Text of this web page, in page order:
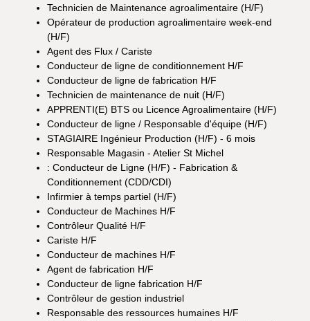
Technicien de Maintenance agroalimentaire (H/F)
Opérateur de production agroalimentaire week-end
(H/F)
Agent des Flux / Cariste
Conducteur de ligne de conditionnement H/F
Conducteur de ligne de fabrication H/F
Technicien de maintenance de nuit (H/F)
APPRENTI(E) BTS ou Licence Agroalimentaire (H/F)
Conducteur de ligne / Responsable d'équipe (H/F)
STAGIAIRE Ingénieur Production (H/F) - 6 mois
Responsable Magasin - Atelier St Michel
: Conducteur de Ligne (H/F) - Fabrication &
Conditionnement (CDD/CDI)
Infirmier à temps partiel (H/F)
Conducteur de Machines H/F
Contrôleur Qualité H/F
Cariste H/F
Conducteur de machines H/F
Agent de fabrication H/F
Conducteur de ligne fabrication H/F
Contrôleur de gestion industriel
Responsable des ressources humaines H/F